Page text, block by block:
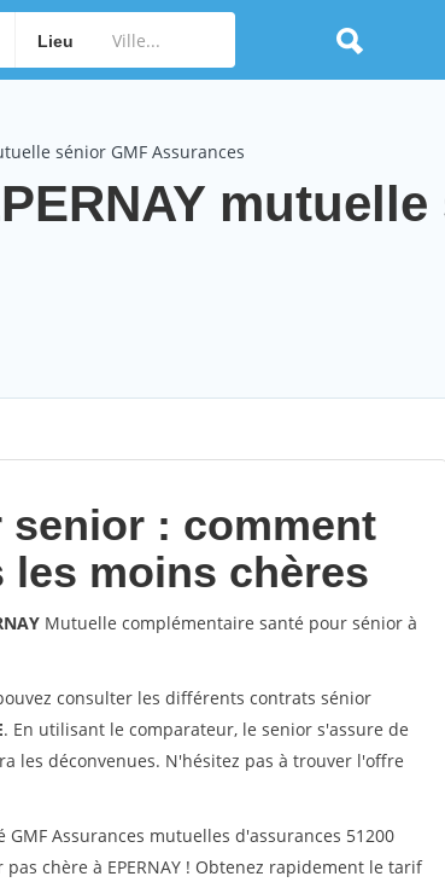
Lieu
sénior GMF Assurances
senior : comment
moins chères
Mutuelle complémentaire santé pour sénior à
consulter les différents contrats sénior
. En utilisant le comparateur, le senior s'assure de
les déconvenues. N'hésitez pas à trouver l'offre
Assurances mutuelles d'assurances 51200
chère à EPERNAY ! Obtenez rapidement le tarif